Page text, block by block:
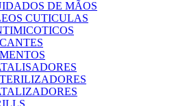
DE MÃOS
CUTICULAS